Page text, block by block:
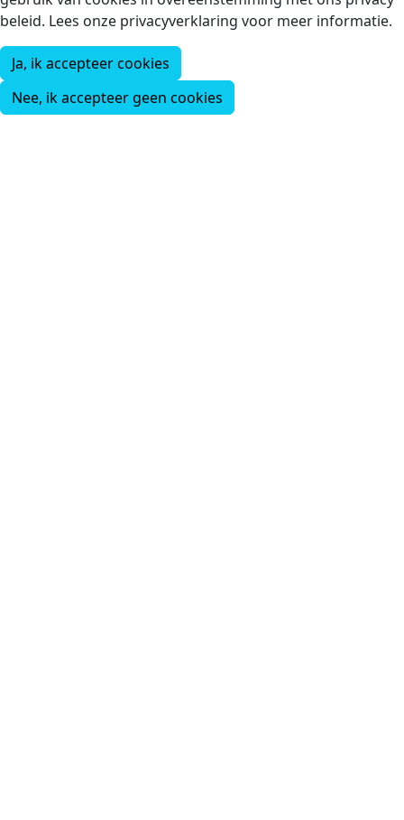
beleid. Lees onze privacyverklaring voor meer informatie.
Ja, ik accepteer cookies
Nee, ik accepteer geen cookies